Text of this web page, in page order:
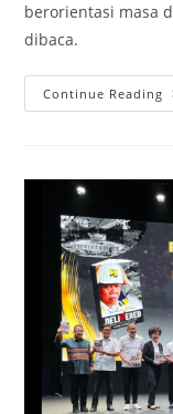
berorientasi masa
dibaca.
Continue Reading